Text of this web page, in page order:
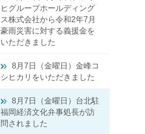
ヒグループホールディング
ス株式会社から令和2年7月
豪雨災害に対する義援金を
いただきました
8月7日（金曜日）金峰コ
シヒカリをいただきました
8月7日（金曜日）台北駐
福岡経済文化弁事処長が訪
問されました